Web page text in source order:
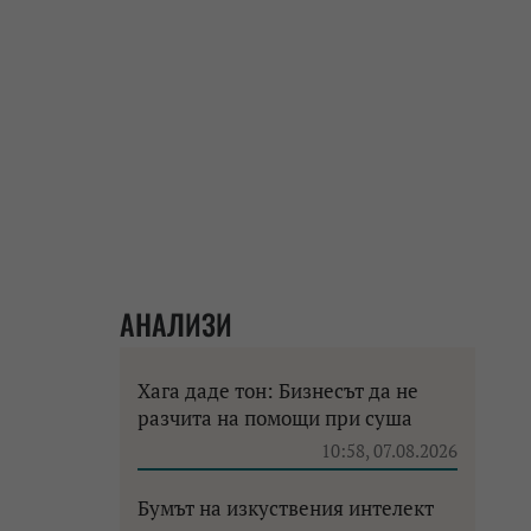
АНАЛИЗИ
Хага даде тон: Бизнесът да не
разчита на помощи при суша
10:58, 07.08.2026
Бумът на изкуствения интелект